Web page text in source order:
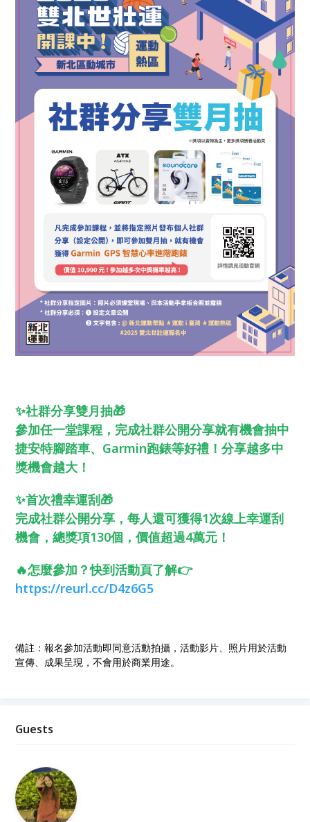
✨社群分享雙月抽🎁
參加任一堂課程，完成社群公開分享就有機會抽中
捷安特腳踏車、Garmin跑錶等好禮！分享越多中
獎機會越大！
✨首次禮幸運刮🎁
完成社群公開分享，每人還可獲得1次線上幸運刮
機會，總獎項130個，價值超過4萬元！
🔥怎麼參加？快到活動頁了解👉
https://reurl.cc/D4z6G5
備註：報名參加活動即同意活動拍攝，活動影片、照片用於活動
宣傳、成果呈現，不會用於商業用途。
Guests